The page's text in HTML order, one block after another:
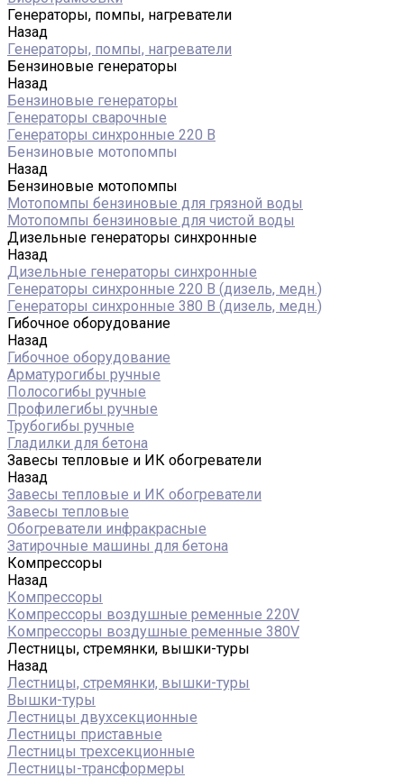
Генераторы, помпы, нагреватели
Назад
Генераторы, помпы, нагреватели
Бензиновые генераторы
Назад
Бензиновые генераторы
Генераторы сварочные
Генераторы синхронные 220 В
Бензиновые мотопомпы
Назад
Бензиновые мотопомпы
Мотопомпы бензиновые для грязной воды
Мотопомпы бензиновые для чистой воды
Дизельные генераторы синхронные
Назад
Дизельные генераторы синхронные
Генераторы синхронные 220 В (дизель, медн.)
Генераторы синхронные 380 В (дизель, медн.)
Гибочное оборудование
Назад
Гибочное оборудование
Арматурогибы ручные
Полосогибы ручные
Профилегибы ручные
Трубогибы ручные
Гладилки для бетона
Завесы тепловые и ИК обогреватели
Назад
Завесы тепловые и ИК обогреватели
Завесы тепловые
Обогреватели инфракрасные
Затирочные машины для бетона
Компрессоры
Назад
Компрессоры
Компрессоры воздушные ременные 220V
Компрессоры воздушные ременные 380V
Лестницы, стремянки, вышки-туры
Назад
Лестницы, стремянки, вышки-туры
Вышки-туры
Лестницы двухсекционные
Лестницы приставные
Лестницы трехсекционные
Лестницы-трансформеры